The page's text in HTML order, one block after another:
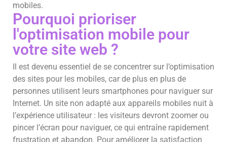
mobiles.
Pourquoi prioriser
l'optimisation mobile pour
votre site web ?
Il est devenu essentiel de se concentrer sur l’optimisation
des sites pour les mobiles, car de plus en plus de
personnes utilisent leurs smartphones pour naviguer sur
Internet. Un site non adapté aux appareils mobiles nuit à
l’expérience utilisateur : les visiteurs devront zoomer ou
pincer l’écran pour naviguer, ce qui entraîne rapidement
frustration et abandon. Pour améliorer la satisfaction